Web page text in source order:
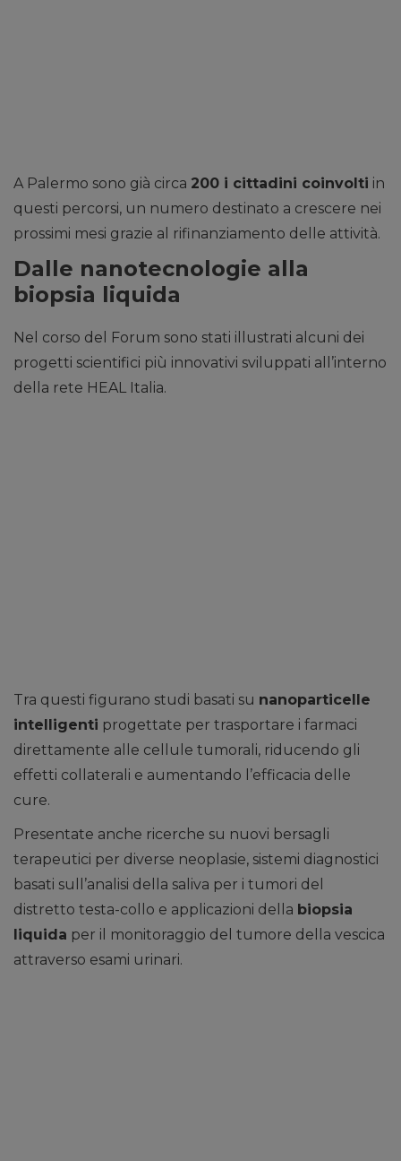
A Palermo sono già circa 200 i cittadini coinvolti in
questi percorsi, un numero destinato a crescere nei
prossimi mesi grazie al rifinanziamento delle attività.
Dalle nanotecnologie alla
biopsia liquida
Nel corso del Forum sono stati illustrati alcuni dei
progetti scientifici più innovativi sviluppati all’interno
della rete HEAL Italia.
Tra questi figurano studi basati su nanoparticelle
intelligenti progettate per trasportare i farmaci
direttamente alle cellule tumorali, riducendo gli
effetti collaterali e aumentando l’efficacia delle
cure.
Presentate anche ricerche su nuovi bersagli
terapeutici per diverse neoplasie, sistemi diagnostici
basati sull’analisi della saliva per i tumori del
distretto testa-collo e applicazioni della biopsia
liquida per il monitoraggio del tumore della vescica
attraverso esami urinari.